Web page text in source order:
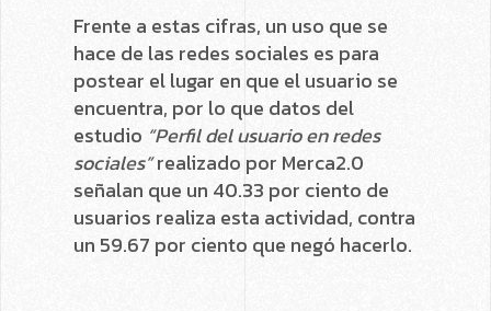
Frente a estas cifras, un uso que se
hace de las redes sociales es para
postear el lugar en que el usuario se
encuentra, por lo que datos del
estudio “Perfil del usuario en redes
sociales”realizado por Merca2.0
señalan que un 40.33 por ciento de
usuarios realiza esta actividad, contra
un 59.67 por ciento que negó hacerlo.